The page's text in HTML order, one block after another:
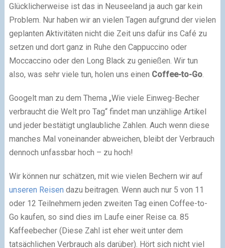
Glücklicherweise ist das in Neuseeland ja auch gar kein
Problem. Nur haben wir an vielen Tagen aufgrund der vielen
geplanten Aktivitäten nicht die Zeit uns dafür ins Café zu
setzen und dort ganz in Ruhe den Cappuccino oder
Moccaccino oder den Long Black zu genießen. Wir tun
also, was sehr viele tun, holen uns einen Coffee-to-Go.
Googelt man zu dem Thema „Wie viele Einweg-Becher
verbraucht die Welt pro Tag“ findet man unzählige Artikel
und jeder bestätigt unglaubliche Zahlen. Auch wenn diese
manches Mal voneinander abweichen, bleibt der Verbrauch
dennoch unfassbar hoch – zu hoch!
Wir können nur schätzen, mit wie vielen Bechern wir auf
unseren Reisen dazu beitragen. Wenn auch nur 5 von 11
oder 12 Teilnehmern jeden zweiten Tag einen Coffee-to-
Go kaufen, so sind dies im Laufe einer Reise ca. 85
Kaffeebecher (Diese Zahl ist eher weit unter dem
tatsächlichen Verbrauch als darüber). Hört sich nicht viel